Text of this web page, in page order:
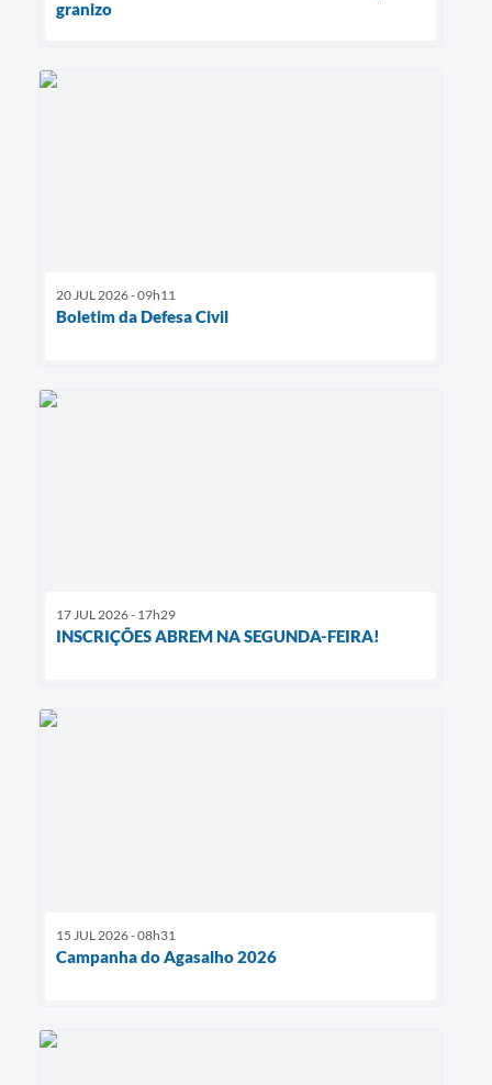
granizo
20 JUL 2026 - 09h11
Boletim da Defesa Civil
17 JUL 2026 - 17h29
INSCRIÇÕES ABREM NA SEGUNDA-FEIRA!
15 JUL 2026 - 08h31
Campanha do Agasalho 2026